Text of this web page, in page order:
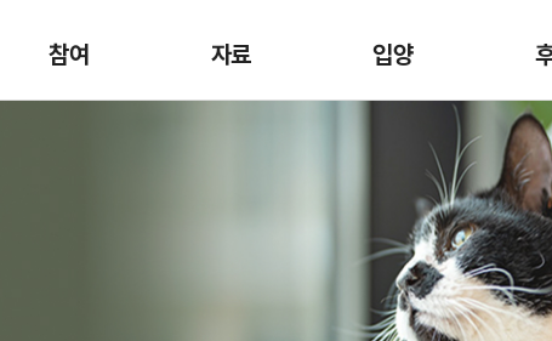
참여 자료 입양